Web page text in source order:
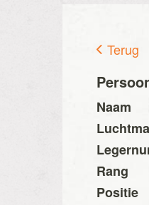
Terug
Naam
Rang
Positie